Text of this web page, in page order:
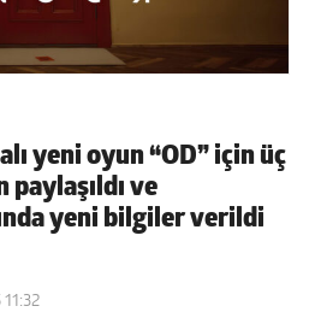
yeni oyun “OD” için üç
ve
yeni bilgiler verildi